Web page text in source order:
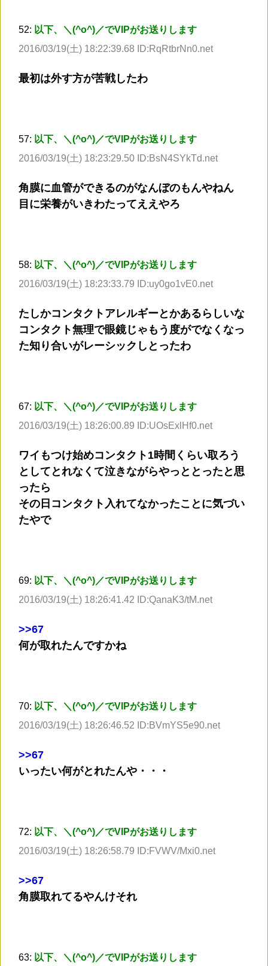
52: 以下、＼(^o^)／でVIPがお送りします
2016/03/19(土) 18:22:39.68 ID:RqRtbrNn0.net
最初は外す方が苦戦したわ
57: 以下、＼(^o^)／でVIPがお送りします
2016/03/19(土) 18:23:29.50 ID:BsN4SYkTd.net
角膜に血管ができるのがなんぼのもんやねん
目に栄養がいきわたってええやろ
58: 以下、＼(^o^)／でVIPがお送りします
2016/03/19(土) 18:23:33.79 ID:uy0go1vE0.net
たしかコンタクトアレルギーとかあるらしいな
コンタクト無理で眼鏡じゃもう度がでなくなっ
た知り合いがレーシックしとったわ
67: 以下、＼(^o^)／でVIPがお送りします
2016/03/19(土) 18:26:00.89 ID:UOsExlHf0.net
ワイもつけ始めコンタクト1時間くらい取ろう
としてとれなくて泣きながらやっととったと思
ったら
その日コンタクト入れてなかったことに気づい
たやで
69: 以下、＼(^o^)／でVIPがお送りします
2016/03/19(土) 18:26:41.42 ID:QanaK3/tM.net
>>67
何が取れたんですかね
70: 以下、＼(^o^)／でVIPがお送りします
2016/03/19(土) 18:26:46.52 ID:BVmYS5e90.net
>>67
いったい何がとれたんや・・・
72: 以下、＼(^o^)／でVIPがお送りします
2016/03/19(土) 18:26:58.79 ID:FVWV/Mxi0.net
>>67
角膜取れてるやんけそれ
63: 以下、＼(^o^)／でVIPがお送りします